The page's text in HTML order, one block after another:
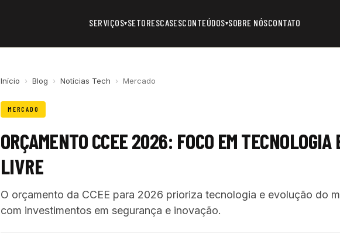
SERVIÇOS▾SETORESCASESCONTEÚDOS▾SOBRE NÓSCONTATO
Início › Blog › Notícias Tech › Mercado
MERCADO
ORÇAMENTO CCEE 2026: FOCO EM TECNOLOGIA
LIVRE
O orçamento da CCEE para 2026 prioriza tecnologia e evolução do
com investimentos em segurança e inovação.